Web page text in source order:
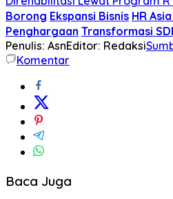
Borong Ekspansi Bisnis HR
Penghargaan Transformasi
Penulis: AsnEditor: Redaksi
Komentar
Baca Juga